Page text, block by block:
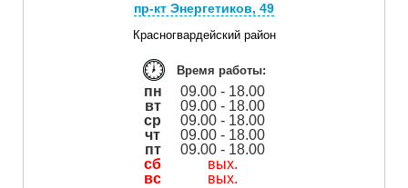
пр-кт Энергетиков, 49
Красногвардейский район
Время работы:
пн
09.00 - 18.00
вт
09.00 - 18.00
ср
09.00 - 18.00
чт
09.00 - 18.00
пт
09.00 - 18.00
сб
вых.
вс
вых.